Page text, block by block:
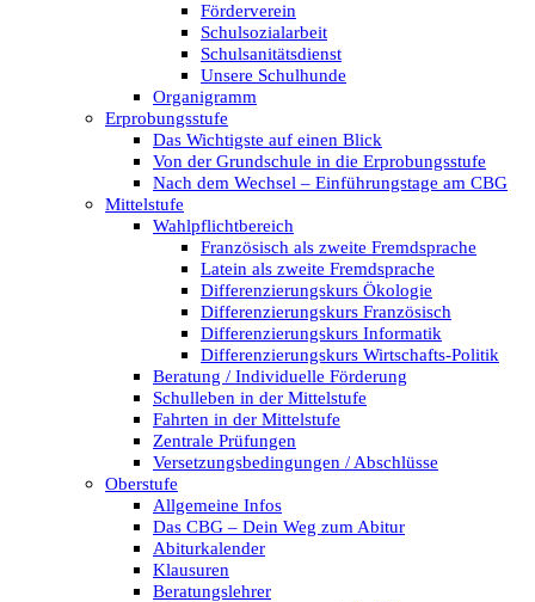
Förderverein
Schulsozialarbeit
Schulsanitätsdienst
Unsere Schulhunde
Organigramm
Erprobungsstufe
Das Wichtigste auf einen Blick
Von der Grundschule in die Erprobungsstufe
Nach dem Wechsel – Einführungstage am CBG
Mittelstufe
Wahlpflichtbereich
Französisch als zweite Fremdsprache
Latein als zweite Fremdsprache
Differenzierungskurs Ökologie
Differenzierungskurs Französisch
Differenzierungskurs Informatik
Differenzierungskurs Wirtschafts-Politik
Beratung / Individuelle Förderung
Schulleben in der Mittelstufe
Fahrten in der Mittelstufe
Zentrale Prüfungen
Versetzungsbedingungen / Abschlüsse
Oberstufe
Allgemeine Infos
Das CBG – Dein Weg zum Abitur
Abiturkalender
Klausuren
Beratungslehrer